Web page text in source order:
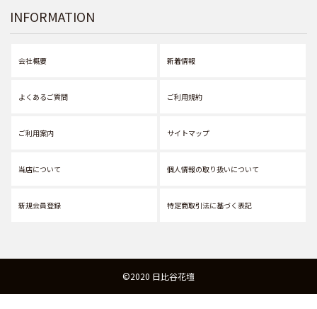
INFORMATION
会社概要
よくあるご質問
ご利用案内
当店について
新規会員登録
新着情報
ご利用規約
サイトマップ
個人情報の取り扱いについて
特定商取引法に基づく表記
©2020 日比谷花壇